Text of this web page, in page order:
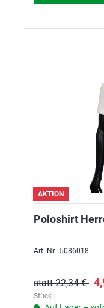
AKTION
Poloshirt
Art.-Nr.: 5086018
statt 22,34 €
Stück